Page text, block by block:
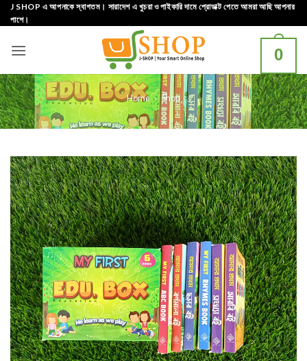
Skip
to
J SHOP এ আপনাকে স্বাগতম। সারাদেশ এ খুচরা ও পাইকারি দামে প্রোডাক্ট পেতে আমরা আছি আপনার
পাশে।
0
Home » Shop